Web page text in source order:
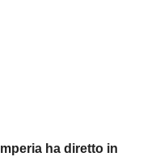
ha diretto in